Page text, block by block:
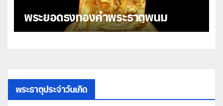
พระยอดธงทองคำพระธาตุพนม
พระธาตุประจำวันเกิด